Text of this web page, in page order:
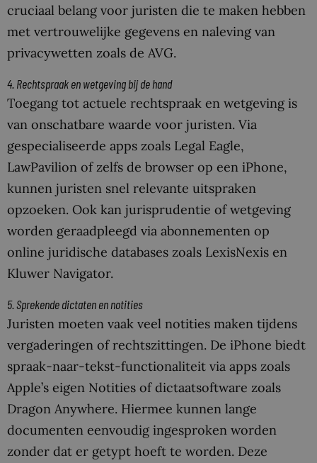
cruciaal belang voor juristen die te maken hebben
met vertrouwelijke gegevens en naleving van
privacywetten zoals de AVG.
4. Rechtspraak en wetgeving bij de hand
Toegang tot actuele rechtspraak en wetgeving is
van onschatbare waarde voor juristen. Via
gespecialiseerde apps zoals Legal Eagle,
LawPavilion of zelfs de browser op een iPhone,
kunnen juristen snel relevante uitspraken
opzoeken. Ook kan jurisprudentie of wetgeving
worden geraadpleegd via abonnementen op
online juridische databases zoals LexisNexis en
Kluwer Navigator.
5. Sprekende dictaten en notities
Juristen moeten vaak veel notities maken tijdens
vergaderingen of rechtszittingen. De iPhone biedt
spraak-naar-tekst-functionaliteit via apps zoals
Apple’s eigen Notities of dictaatsoftware zoals
Dragon Anywhere. Hiermee kunnen lange
documenten eenvoudig ingesproken worden
zonder dat er getypt hoeft te worden. Deze